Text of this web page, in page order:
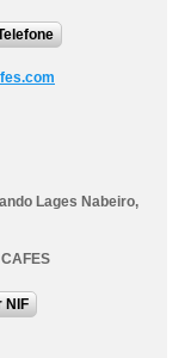
Lages Nabeiro,
NIF